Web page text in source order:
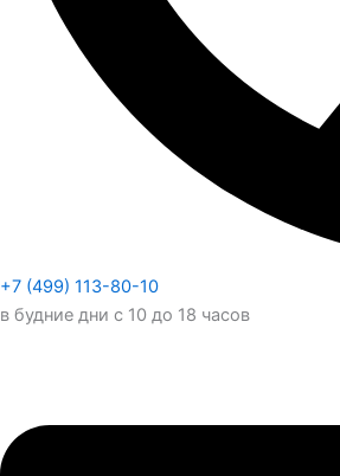
+7 (499) 113-80-10
в будние дни с 10 до 18 часов